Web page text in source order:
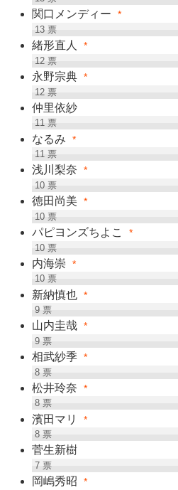
関口メンディー *
13票
緒形直人 *
12票
永野宗典 *
12票
仲里依紗
11票
なるみ *
11票
浅川梨奈 *
10票
徳田尚美 *
10票
パピヨンズちよこ *
10票
内海崇 *
10票
新納慎也 *
9票
山内圭哉 *
9票
相武紗季 *
8票
松井玲奈 *
8票
濱田マリ *
8票
菅生新樹
7票
岡嶋秀昭 *